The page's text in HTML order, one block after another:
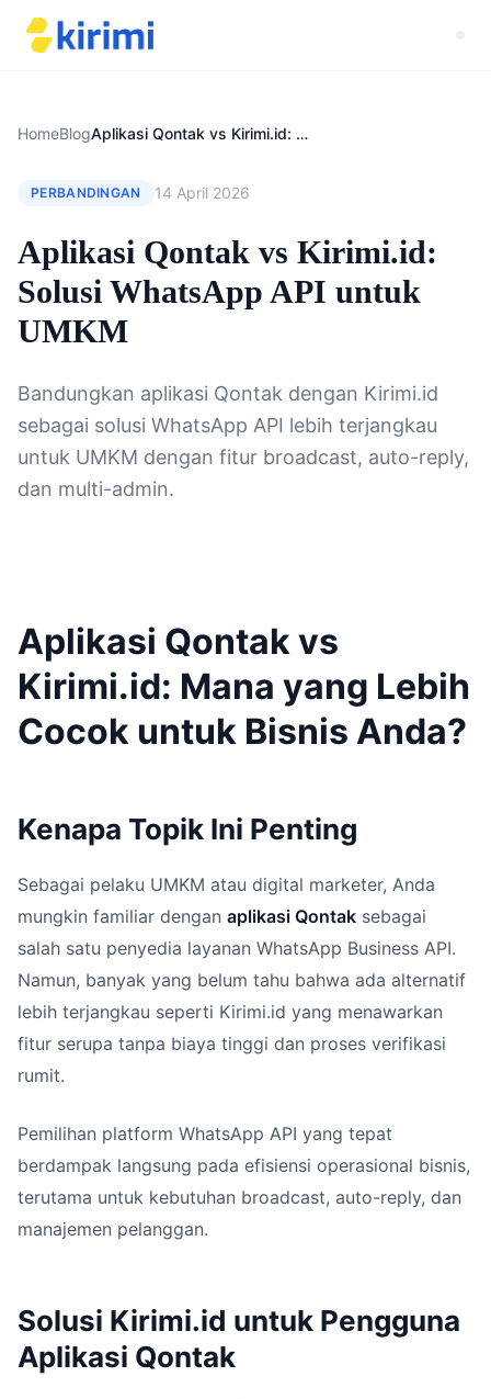
HomeBlog Aplikasi Qontak vs Kirimi.id: Solusi WhatsApp API untuk UMKM
PERBANDINGAN 14 April 2026
Aplikasi Qontak vs Kirimi.id:
Solusi WhatsApp API untuk
UMKM
Bandungkan aplikasi Qontak dengan Kirimi.id
sebagai solusi WhatsApp API lebih terjangkau
untuk UMKM dengan fitur broadcast, auto-reply,
dan multi-admin.
Aplikasi Qontak vs
Kirimi.id: Mana yang Lebih
Cocok untuk Bisnis Anda?
Kenapa Topik Ini Penting
Sebagai pelaku UMKM atau digital marketer, Anda
mungkin familiar dengan aplikasi Qontak sebagai
salah satu penyedia layanan WhatsApp Business API.
Namun, banyak yang belum tahu bahwa ada alternatif
lebih terjangkau seperti Kirimi.id yang menawarkan
fitur serupa tanpa biaya tinggi dan proses verifikasi
rumit.
Pemilihan platform WhatsApp API yang tepat
berdampak langsung pada efisiensi operasional bisnis,
terutama untuk kebutuhan broadcast, auto-reply, dan
manajemen pelanggan.
Solusi Kirimi.id untuk Pengguna
Aplikasi Qontak